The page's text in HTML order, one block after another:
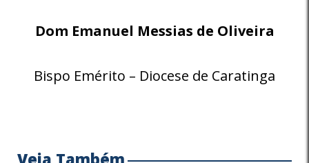
Dom Emanuel Messias de Oliveira
Bispo Emérito – Diocese de Caratinga
Veja Também